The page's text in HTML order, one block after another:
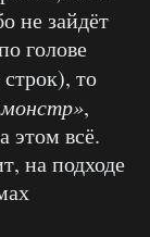
не зайдёт
голове
то
,
этом всё.
на подходе